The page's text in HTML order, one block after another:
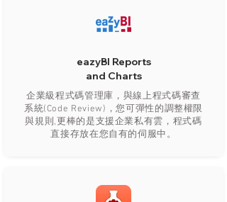
eazyBI Reports
and Charts​
企業級程式碼管理庫，與線上程式碼審查
系統(Code Review)，您可彈性的調整權限
與規則,更棒的是支援企業私有雲，程式碼
直接存放在您自有的伺服中。